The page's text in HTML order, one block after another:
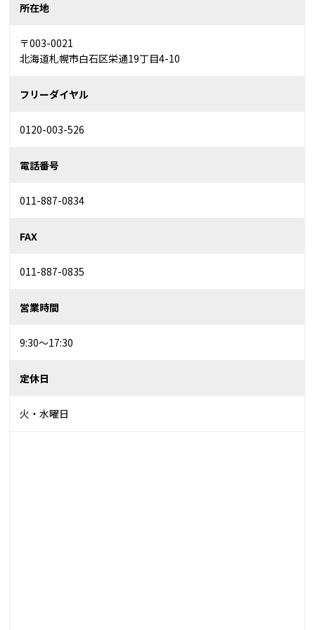
所在地
〒003-0021
北海道札幌市白石区栄通19丁目4-10
フリーダイヤル
0120-003-526
電話番号
011-887-0834
FAX
011-887-0835
営業時間
9:30～17:30
定休日
火・水曜日